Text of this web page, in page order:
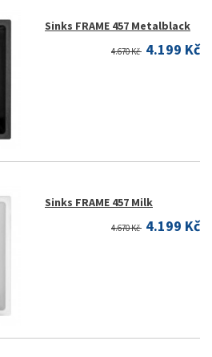
Sinks FRAME 457 Metalblack
4.670 Kč 4.199 Kč
Sinks FRAME 457 Milk
4.670 Kč 4.199 Kč